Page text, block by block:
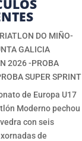
DO MIÑO-
GALICIA
2026 -PROBA
SUPER SPRINT
de Europa U17
Moderno pechou
con seis
de